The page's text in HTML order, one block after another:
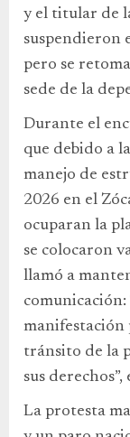
y el titular de
suspendieron
pero se
sede de la
Durante el
que debido a
manejo de
2026 en el
ocuparan la
se colocaron
llamó a
comunicación:
manifestación
tránsito de la
sus derechos”,
La protesta